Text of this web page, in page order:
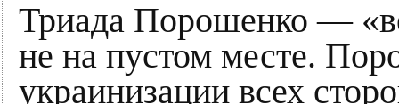
Триада Порошенко —
не на пустом месте.
украинизации всех